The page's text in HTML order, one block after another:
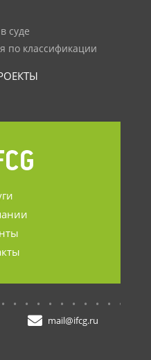
суде
по классификации
mail@ifcg.ru